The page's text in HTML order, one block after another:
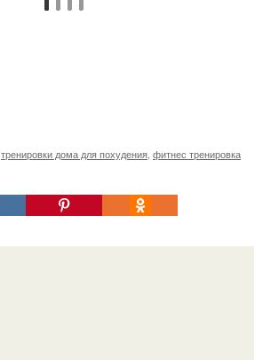
тренировки дома для похудения фитнес тренировка